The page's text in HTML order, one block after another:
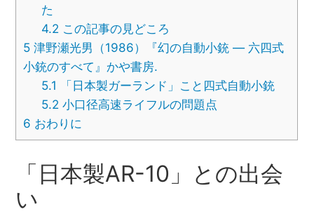
た
4.2 この記事の見どころ
5 津野瀬光男（1986）『幻の自動小銃 ― 六四式
小銃のすべて』かや書房.
5.1 「日本製ガーランド」こと四式自動小銃
5.2 小口径高速ライフルの問題点
6 おわりに
「日本製AR-10」との出会
い